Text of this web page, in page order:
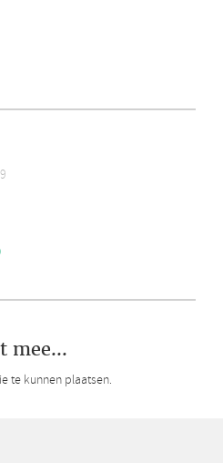
mee...
te kunnen plaatsen.